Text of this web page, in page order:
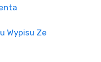
Wypisu Ze